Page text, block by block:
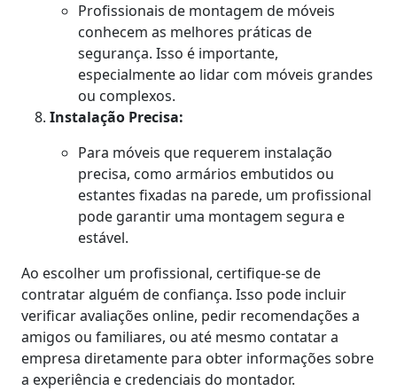
Profissionais de montagem de móveis
conhecem as melhores práticas de
segurança. Isso é importante,
especialmente ao lidar com móveis grandes
ou complexos.
Instalação Precisa:
Para móveis que requerem instalação
precisa, como armários embutidos ou
estantes fixadas na parede, um profissional
pode garantir uma montagem segura e
estável.
Ao escolher um profissional, certifique-se de
contratar alguém de confiança. Isso pode incluir
verificar avaliações online, pedir recomendações a
amigos ou familiares, ou até mesmo contatar a
empresa diretamente para obter informações sobre
a experiência e credenciais do montador.